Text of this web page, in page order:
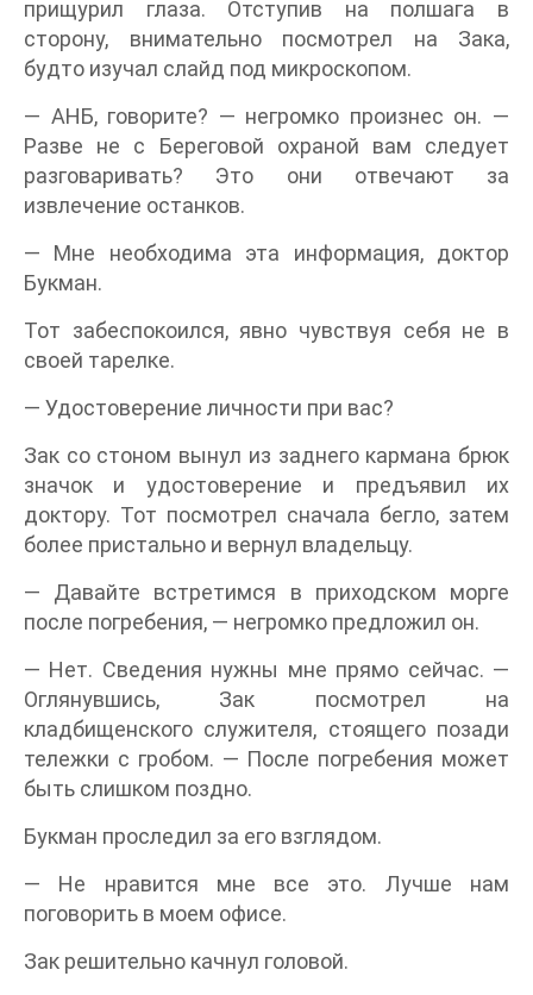
прищурил глаза. Отступив на полшага в
сторону, внимательно посмотрел на Зака,
будто изучал слайд под микроскопом.
— АНБ, говорите? — негромко произнес он. —
Разве не с Береговой охраной вам следует
разговаривать? Это они отвечают за
извлечение останков.
— Мне необходима эта информация, доктор
Букман.
Тот забеспокоился, явно чувствуя себя не в
своей тарелке.
— Удостоверение личности при вас?
Зак со стоном вынул из заднего кармана брюк
значок и удостоверение и предъявил их
доктору. Тот посмотрел сначала бегло, затем
более пристально и вернул владельцу.
— Давайте встретимся в приходском морге
после погребения, — негромко предложил он.
— Нет. Сведения нужны мне прямо сейчас. —
Оглянувшись, Зак посмотрел на
кладбищенского служителя, стоящего позади
тележки с гробом. — После погребения может
быть слишком поздно.
Букман проследил за его взглядом.
— Не нравится мне все это. Лучше нам
поговорить в моем офисе.
Зак решительно качнул головой.